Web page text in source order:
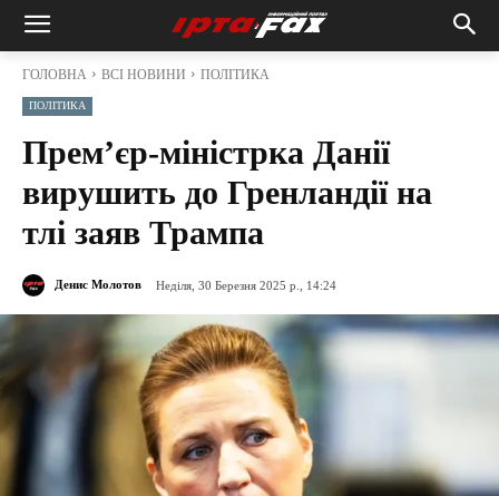
ГОЛОВНА ВСІ НОВИНИ ПОЛІТИКА
ПОЛІТИКА
Прем’єр-міністрка Данії
вирушить до Гренландії на
тлі заяв Трампа
Денис Молотов Неділя, 30 Березня 2025 р., 14:24